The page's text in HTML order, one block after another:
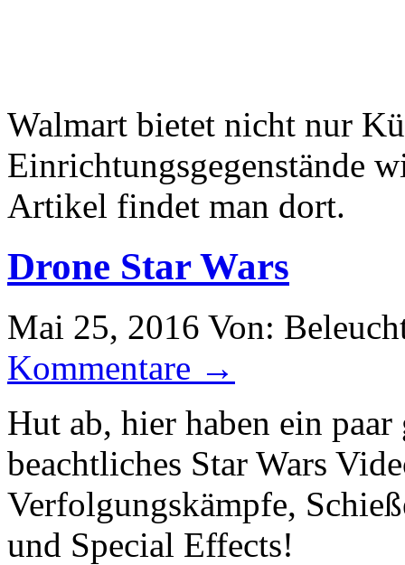
Walmart bietet nicht nur
Einrichtungsgegenstände
Artikel findet man dort.
Drone Star Wars
Mai 25, 2016 Von:
Kommentare →
Hut ab, hier haben ein
beachtliches Star Wars
Verfolgungskämpfe,
und Special Effects!